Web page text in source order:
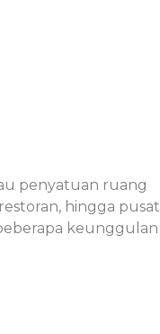
penyatuan ruang
hingga pusat
keunggulan